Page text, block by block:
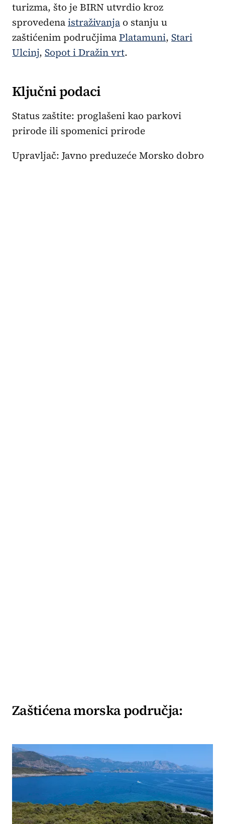
turizma, što je BIRN utvrdio kroz
sprovedenaistraživanja o stanju u
zaštićenim područjimaPlatamuni, Stari
Ulcinj, Sopot i Dražin vrt.
Ključni podaci
Status zaštite: proglašeni kao parkovi
prirode ili spomenici prirode
Upravljač: Javno preduzeće Morsko dobro
Zaštićena morska područja: